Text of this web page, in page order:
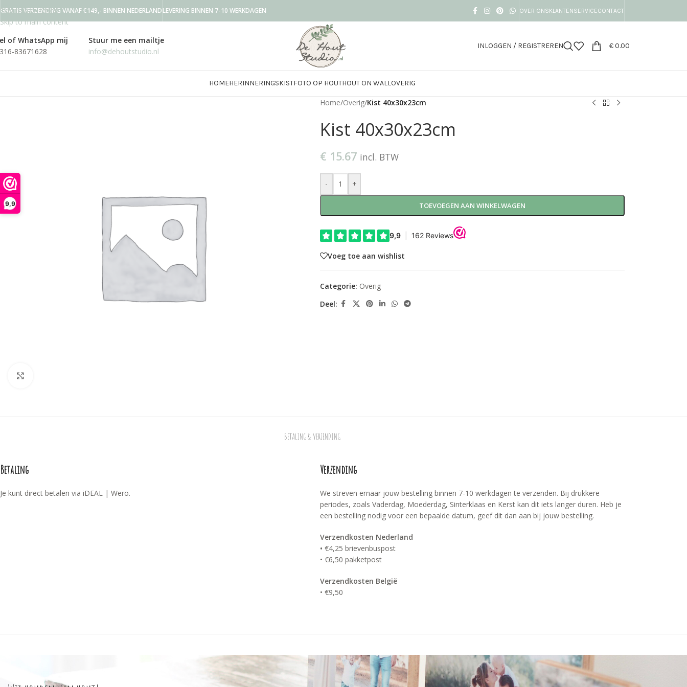
9,9
Skip to navigation
Skip to main content
GRATIS VERZENDING VANAF €149,- BINNEN NEDERLANDLEVERING BINNEN 7-10 WERKDAGEN OVER ONSKLANTENSERVICECONTACT
of WhatsApp mij
83671628
Stuur me een mailtje
info@dehoutstudio.nl
INLOGGEN / REGISTREREN €0.00
HOMEHERINNERINGSKISTFOTO OP HOUTHOUT ON WALLOVERIG
Home/Overig/Kist 40x30x23cm
Kist 40x30x23cm
€ 15.67 incl. BTW
- +
TOEVOEGEN AAN WINKELWAGEN
Voeg toe aan wishlist
Categorie: Overig
Deel:
BETALING & VERZENDING
Betaling
Je kunt direct betalen via iDEAL | Wero.
Verzending
We streven ernaar jouw bestelling binnen 7-10 werkdagen te verzenden. Bij drukkere
periodes, zoals Vaderdag, Moederdag, Sinterklaas en Kerst kan dit iets langer duren. Heb je
een bestelling nodig voor een bepaalde datum, geef dit dan aan bij jouw bestelling.
Verzendkosten Nederland
• €4,25 brievenbuspost
• €6,50 pakketpost
Verzendkosten België
• €9,50